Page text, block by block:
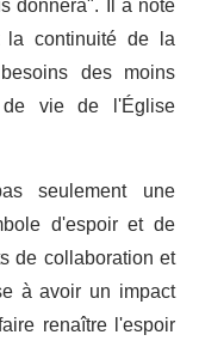
la continuité de la
des moins
vie de l'Église
seulement une
d'espoir et de
de collaboration et
à avoir un impact
renaître l'espoir